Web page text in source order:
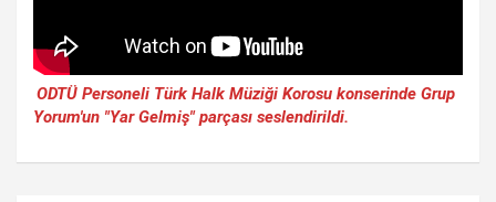
ODTÜ Personeli Türk Halk Müziği Korosu konserinde Grup
Yorum'un "Yar Gelmiş" parçası seslendirildi.